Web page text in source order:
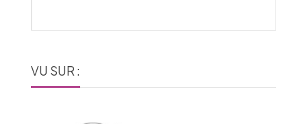
VU SUR :